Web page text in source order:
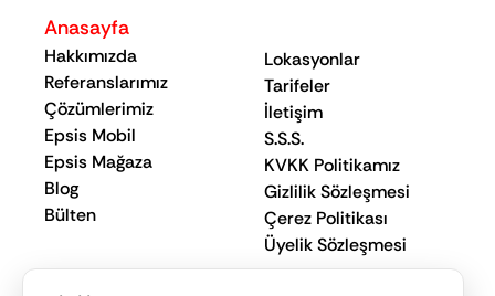
Anasayfa
Hakkımızda
Referanslarımız
Çözümlerimiz
Epsis Mobil
Epsis Mağaza
Blog
Bülten
Lokasyonlar
Tarifeler
S.S.S.
İletişim
KVKK Politikamız
Gizlilik Sözleşmesi
Çerez Politikası
Üyelik Sözleşmesi